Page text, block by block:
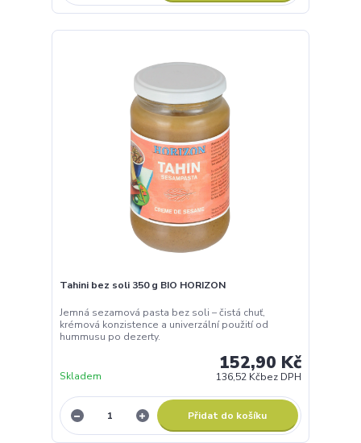
Tahini bez soli 350 g BIO HORIZON
Jemná sezamová pasta bez soli – čistá chuť,
krémová konzistence a univerzální použití od
hummusu po dezerty.
152,90 Kč
136,52 Kčbez DPH
Skladem
Přidat do košíku